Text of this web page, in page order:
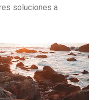
soluciones a